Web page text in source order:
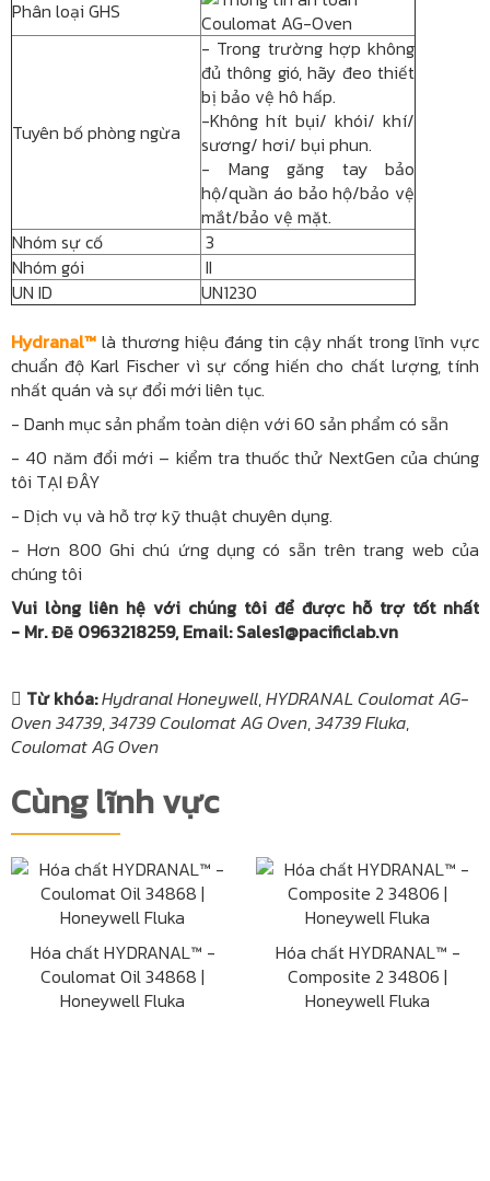
Phân loại GHS
Tuyên bố phòng ngừa
- Trong trường hợp không
đủ thông gió, hãy đeo thiết
bị bảo vệ hô hấp.
-Không hít bụi/ khói/ khí/
sương/ hơi/ bụi phun.
- Mang găng tay bảo
hộ/quần áo bảo hộ/bảo vệ
mắt/bảo vệ mặt.
Nhóm sự cố
3
Nhóm gói
II
UN ID
UN1230
Hydranal™ là thương hiệu đáng tin cậy nhất trong lĩnh vực
chuẩn độ Karl Fischer vì sự cống hiến cho chất lượng, tính
nhất quán và sự đổi mới liên tục.
- Danh mục sản phẩm toàn diện với 60 sản phẩm có sẵn
- 40 năm đổi mới – kiểm tra thuốc thử NextGen của chúng
tôi TẠI ĐÂY
- Dịch vụ và hỗ trợ kỹ thuật chuyên dụng.
-Hơn 800 Ghi chú ứng dụng có sẵn trên trang web của
chúng tôi
Vui lòng liên hệ với chúng tôi để được hỗ trợ tốt nhất
- Mr. Đẽ 0963218259, Email: Sales1@pacificlab.vn
Từ khóa:Hydranal Honeywell,HYDRANAL Coulomat AG-
Oven 34739,34739 Coulomat AG Oven,34739 Fluka,
Coulomat AG Oven
Cùng lĩnh vực
Hóa chất HYDRANAL™ -
Coulomat Oil 34868 |
Honeywell Fluka
Hóa chất HYDRANAL™ -
Composite 2 34806 |
Honeywell Fluka